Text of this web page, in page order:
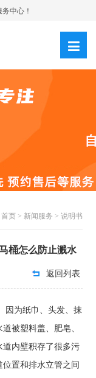
中心！
首页> 新闻服务 > 说明书
桶怎么防止溅水
返回列表
因为纸巾、头发、抹
被塑料盖、肥皂、
道内壁积存了很多污
置和排水立管之间